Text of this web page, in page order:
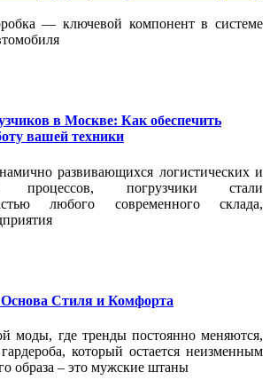
— ключевой компонент в системе
в Москве: Как обеспечить
вашей техники
развивающихся логистических и
процессов, погрузчики стали
любого современного склада,
Стиля и Комфорта
моды, где тренды постоянно меняются,
который остается неизменным
образа – это мужские штаны